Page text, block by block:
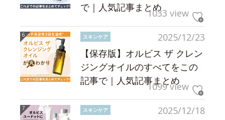
で｜人気記事まとめ1033 view
2025/12/23
スキンケア
【保存版】オルビス ザ クレン
ジングオイルのすべてをこの
記事で｜人気記事まとめ
1099 view
2025/12/18
スキンケア